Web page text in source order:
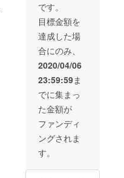
です。
目標金額を
達成した場
合にのみ、
2020/04/06
23:59:59ま
でに集まっ
た金額が
ファンディ
ングされま
す。